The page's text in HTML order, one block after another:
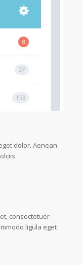
dolor. Aenean
consectetuer
ligula eget